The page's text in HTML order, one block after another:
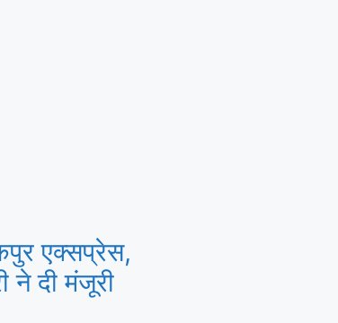
एक्सप्रेस,
ने दी मंजूरी